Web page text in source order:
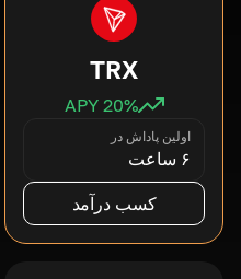
TRX
20% APY
اولین پاداش در
۶ ساعت
کسب درآمد